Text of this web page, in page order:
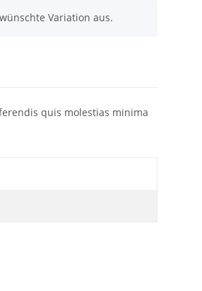
Variation aus.
quis molestias minima